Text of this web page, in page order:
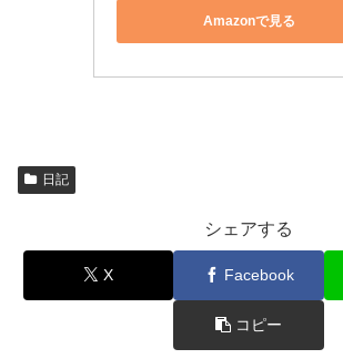
Amazonで見る
日記
シェアする
X Facebook
コピー